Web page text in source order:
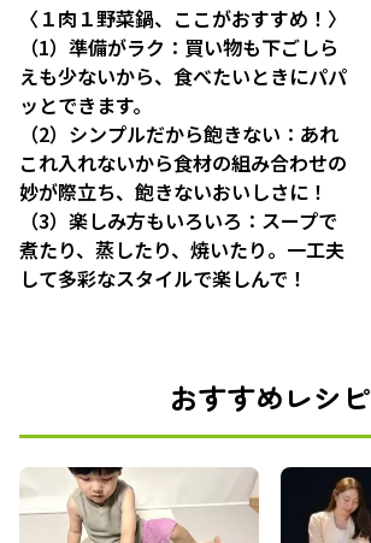
〈１肉１野菜鍋、ここがおすすめ！〉
（1）準備がラク：買い物も下ごしら
えも少ないから、食べたいときにパパ
ッとできます。
（2）シンプルだから飽きない：あれ
これ入れないから食材の組み合わせの
妙が際立ち、飽きないおいしさに！
（3）楽しみ方もいろいろ：スープで
煮たり、蒸したり、焼いたり。一工夫
して多彩なスタイルで楽しんで！
おすすめレシピ